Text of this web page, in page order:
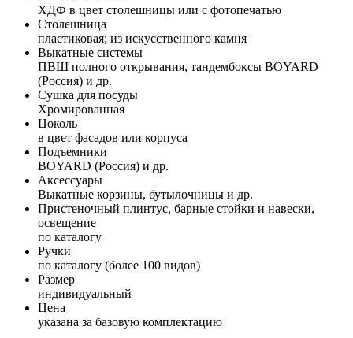
ХДФ в цвет столешницы или с фотопечатью
Столешница
пластиковая; из искусственного камня
Выкатные системы
ПВШ полного открывания, тандембоксы BOYARD
(Россия) и др.
Сушка для посуды
Хромированная
Цоколь
в цвет фасадов или корпуса
Подъемники
BOYARD (Россия) и др.
Аксессуары
Выкатные корзины, бутылочницы и др.
Пристеночный плинтус, барные стойки и навески,
освещение
по каталогу
Ручки
по каталогу (более 100 видов)
Размер
индивидуальный
Цена
указана за базовую комплектацию